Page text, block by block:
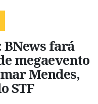
fará
megaevento
Mendes,
STF